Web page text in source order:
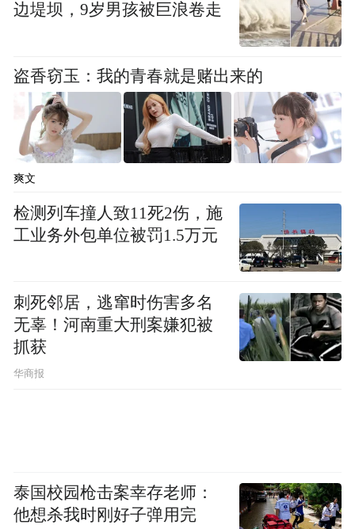
边堤坝，9岁男孩被巨浪卷走
盗香窃玉：我的青春就是赌出来的
爽文
检测列车撞人致11死2伤，施
工业务外包单位被罚1.5万元
刺死邻居，逃窜时伤害多名
无辜！河南重大刑案嫌犯被
抓获
华商报
泰国校园枪击案幸存老师：
他想杀我时刚好子弹用完